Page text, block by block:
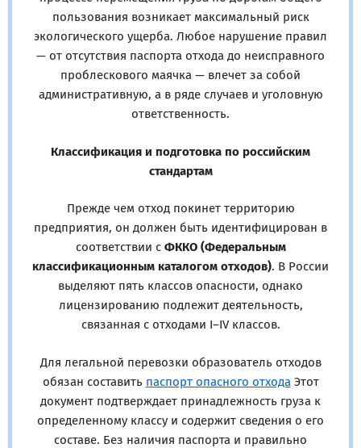
пользования возникает максимальный риск
экологического ущерба. Любое нарушение правил
— от отсутствия паспорта отхода до неисправного
проблескового маячка — влечет за собой
административную, а в ряде случаев и уголовную
ответственность.
Классификация и подготовка по российским
стандартам
Прежде чем отход покинет территорию
предприятия, он должен быть идентифицирован в
соответствии с ФККО (Федеральным
классификационным каталогом отходов). В России
выделяют пять классов опасности, однако
лицензированию подлежит деятельность,
связанная с отходами I–IV классов.
Для легальной перевозки образователь отходов
обязан составить паспорт опасного отходаЭтот
документ подтверждает принадлежность груза к
определенному классу и содержит сведения о его
составе. Без наличия паспорта и правильно